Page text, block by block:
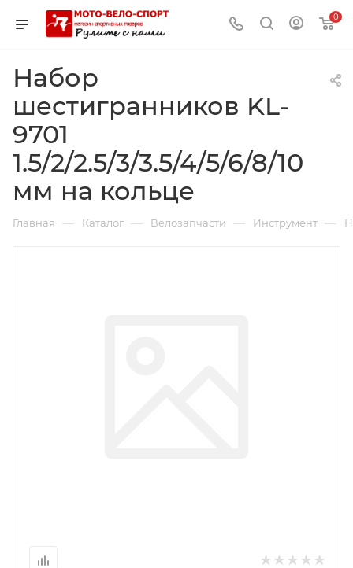
0
Набор
шестигранников KL-
9701
1.5/2/2.5/3/3.5/4/5/6/8/10
мм на кольце
Главная — Каталог — Велозапчасти — Инструмент —